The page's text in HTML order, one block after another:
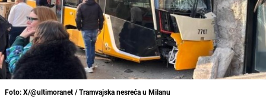
Foto: X/@ultimoranet / Tramvajska nesreća u Milanu